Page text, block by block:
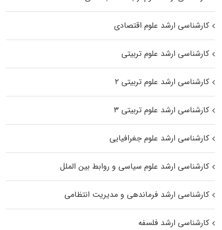
کارشناسی ارشد علوم اقتصادی
کارشناسی ارشد علوم تربیتی
کارشناسی ارشد علوم تربیتی ۲
کارشناسی ارشد علوم تربیتی ۳
کارشناسی ارشد علوم جغرافیایی
کارشناسی ارشد علوم سیاسی و روابط بین الملل
کارشناسی ارشد فرماندهی و مدیریت انتظامی
کارشناسی ارشد فلسفه